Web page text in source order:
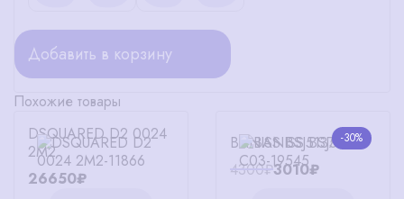
Добавить в корзину
Похожие товары
DSQUARED D2 0024
2M2
26650₽
-30%
BANISS BSJ5137 C03
4300₽3010₽